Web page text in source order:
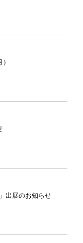
出展のお知らせ